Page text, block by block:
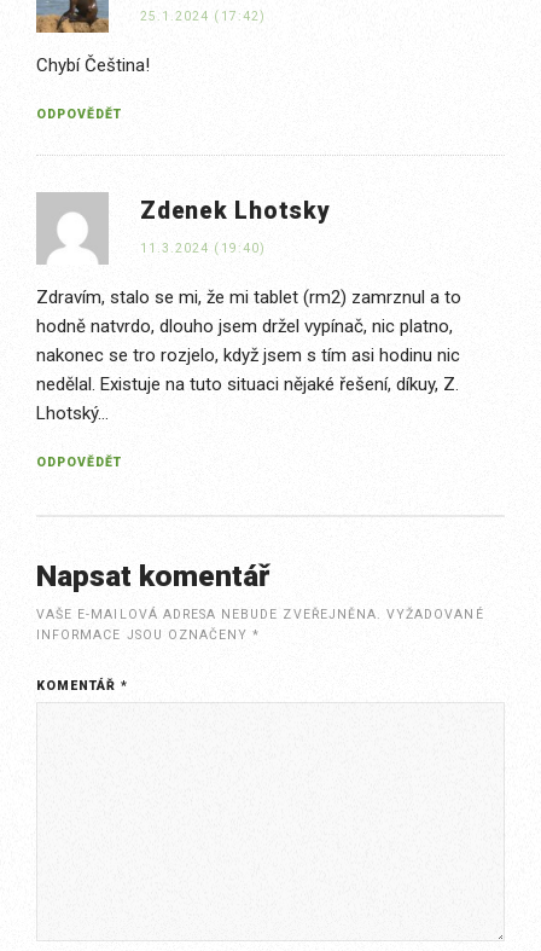
25.1.2024 (17:42)
Chybí Čeština!
ODPOVĚDĚT
Zdenek Lhotsky
11.3.2024 (19:40)
Zdravím, stalo se mi, že mi tablet (rm2) zamrznul a to
hodně natvrdo, dlouho jsem držel vypínač, nic platno,
nakonec se tro rozjelo, když jsem s tím asi hodinu nic
nedělal. Existuje na tuto situaci nějaké řešení, díkuy, Z.
Lhotský…
ODPOVĚDĚT
Napsat komentář
VAŠE E-MAILOVÁ ADRESA NEBUDE ZVEŘEJNĚNA. VYŽADOVANÉ
INFORMACE JSOU OZNAČENY*
KOMENTÁŘ*